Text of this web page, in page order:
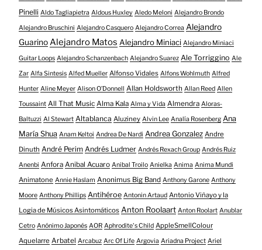
Pinelli Aldo Tagliapietra Aldous Huxley Aledo Meloni Alejandro Brondo
Alejandro Bruschini Alejandro Casquero Alejandro Correa Alejandro
GuarinoAlejandro Matos Alejandro Miniaci Alejandro Miniaci
Guitar Loops Alejandro Schanzenbach Alejandro Suarez Ale Torriggino Ale
Zar Alfa Sintesis Alfed Mueller Alfonso Vidales Alfons Wohlmuth Alfred
Hunter Aline Meyer Alison O​’​Donnell Allan Holdsworth Allan Reed Allen
Toussaint All That Music Alma Kala Alma y Vida Almendra Aloras-
Baltuzzi Al Stewart Altablanca Aluziney Alvin Lee Analía Rosenberg Ana
María Shua Anam Keltoi Andrea De Nardi Andrea Gonzalez Andre
Dinuth André Perim Andrés Ludmer Andrés Rexach Group Andrés Ruiz
Anenbi Anfora Anibal Acuaro Anibal Troilo Anielka Anima Anima Mundi
Animatone Annie Haslam Anonimus Big Band Anthony Garone Anthony
Moore Anthony Phillips Antihéroe Antonin Artaud Antonio Viñayo y la
Logia de Músicos Asintomáticos Anton Roolaart Anton Roolart Anublar
Cetro Anónimo Japonés AOR Aphrodite's Child AppleSmellColour
Aquelarre Arbatel Arcabuz Arc Of Life Argovia Ariadna Project Ariel